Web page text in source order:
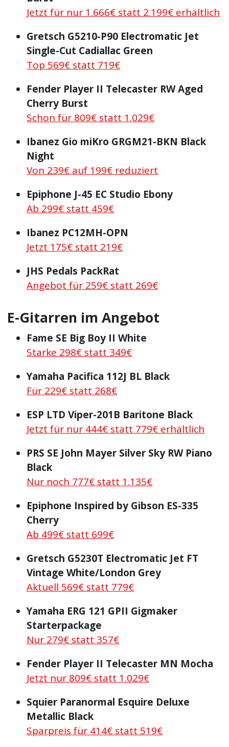
Jetzt für nur 1.666€ statt 2.199€ erhältlich
Gretsch G5210-P90 Electromatic Jet
Single-Cut Cadiallac Green
Top 569€ statt 719€
Fender Player II Telecaster RW Aged
Cherry Burst
Schon für 809€ statt 1.029€
Ibanez Gio miKro GRGM21-BKN Black
Night
Von 239€ auf 199€ reduziert
Epiphone J-45 EC Studio Ebony
Ab 299€ statt 459€
Ibanez PC12MH-OPN
Jetzt 175€ statt 219€
JHS Pedals PackRat
Angebot für 259€ statt 269€
E-Gitarren im Angebot
Fame SE Big Boy II White
Starke 298€ statt 349€
Yamaha Pacifica 112J BL Black
Für 229€ statt 268€
ESP LTD Viper-201B Baritone Black
Jetzt für nur 444€ statt 779€ erhältlich
PRS SE John Mayer Silver Sky RW Piano
Black
Nur noch 777€ statt 1.135€
Epiphone Inspired by Gibson ES-335
Cherry
Ab 499€ statt 699€
Gretsch G5230T Electromatic Jet FT
Vintage White/London Grey
Aktuell 569€ statt 779€
Yamaha ERG 121 GPII Gigmaker
Starterpackage
Nur 279€ statt 357€
Fender Player II Telecaster MN Mocha
Jetzt nur 809€ statt 1.029€
Squier Paranormal Esquire Deluxe
Metallic Black
Sparpreis für 414€ statt 519€